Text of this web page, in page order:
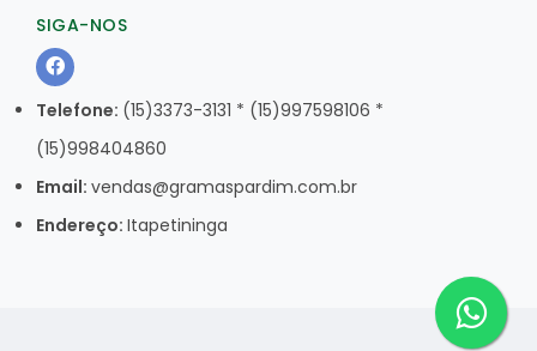
SIGA-NOS
Telefone: (15)3373-3131 * (15)997598106 *
(15)998404860
Email: vendas@gramaspardim.com.br
Endereço: Itapetininga